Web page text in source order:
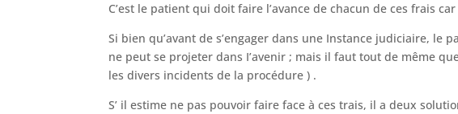
C’est le patient qui doit faire l’avance de chacun de ces frais
Si bien qu’avant de s’engager dans une Instance judiciaire, le
ne peut se projeter dans I’avenir ; mais il faut tout de même
les divers incidents de la procédure ) .
S’ il estime ne pas pouvoir faire face à ces trais, il a deux